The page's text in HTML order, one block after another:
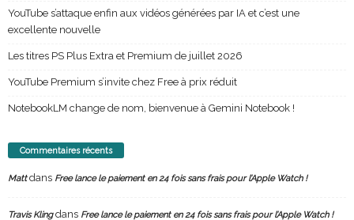
YouTube s’attaque enfin aux vidéos générées par IA et c’est une
excellente nouvelle
Les titres PS Plus Extra et Premium de juillet 2026
YouTube Premium s’invite chez Free à prix réduit
NotebookLM change de nom, bienvenue à Gemini Notebook !
Commentaires récents
Mattdans Free lance le paiement en 24 fois sans frais pour l’Apple Watch !
Travis Klingdans Free lance le paiement en 24 fois sans frais pour l’Apple Watch !